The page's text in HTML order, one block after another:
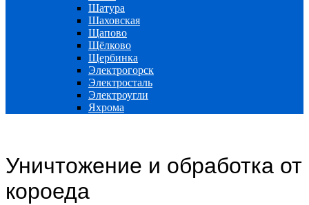
Шатура
Шаховская
Щапово
Щёлково
Щербинка
Электрогорск
Электросталь
Электроугли
Яхрома
Уничтожение и обработка от
короеда